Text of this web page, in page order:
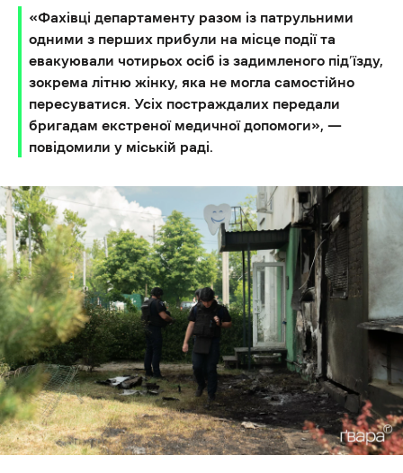
«Фахівці департаменту разом із патрульними
одними з перших прибули на місце події та
евакуювали чотирьох осіб із задимленого під’їзду,
зокрема літню жінку, яка не могла самостійно
пересуватися. Усіх постраждалих передали
бригадам екстреної медичної допомоги», —
повідомили у міській раді.